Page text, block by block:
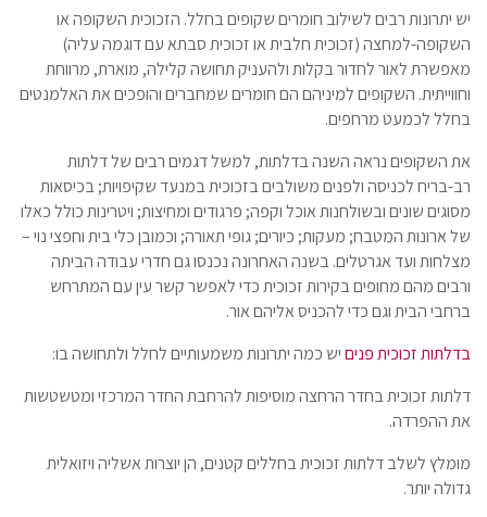
יש יתרונות רבים לשילוב חומרים שקופים בחלל. הזכוכית השקופה או
השקופה-למחצה (זכוכית חלבית או זכוכית סבתא עם דוגמה עליה)
מאפשרת לאור לחדור בקלות ולהעניק תחושה קלילה, מוארת, מרווחת
וחווייתית. השקופים למיניהם הם חומרים שמחברים והופכים את האלמנטים
בחלל לכמעט מרחפים.
את השקופים נראה השנה בדלתות, למשל דגמים רבים של דלתות
רב-בריח לכניסה ולפנים משולבים בזכוכית במנעד שקיפויות; בכיסאות
מסוגים שונים ובשולחנות אוכל וקפה; פרגודים ומחיצות; ויטרינות כולל כאלו
של ארונות המטבח; מעקות; כיורים; גופי תאורה; וכמובן כלי בית וחפצי נוי –
מצלחות ועד אגרטלים. בשנה האחרונה נכנסו גם חדרי עבודה הביתה
ורבים מהם מחופים בקירות זכוכית כדי לאפשר קשר עין עם המתרחש
ברחבי הבית וגם כדי להכניס אליהם אור.
בדלתות זכוכית פניםיש כמה יתרונות משמעותיים לחלל ולתחושה בו:
דלתות זכוכית בחדר הרחצה מוסיפות להרחבת החדר המרכזי ומטשטשות
את ההפרדה.
מומלץ לשלב דלתות זכוכית בחללים קטנים, הן יוצרות אשליה ויזואלית
גדולה יותר.